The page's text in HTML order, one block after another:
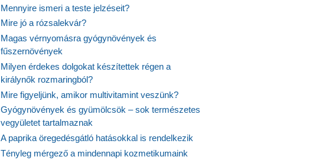
Mennyire ismeri a teste jelzéseit?
Mire jó a rózsalekvár?
Magas vérnyomásra gyógynövények és
fűszernövények
Milyen érdekes dolgokat készítettek régen a
királynők rozmaringból?
Mire figyeljünk, amikor multivitamint veszünk?
Gyógynövények és gyümölcsök – sok természetes
vegyületet tartalmaznak
A paprika öregedésgátló hatásokkal is rendelkezik
Tényleg mérgező a mindennapi kozmetikumaink